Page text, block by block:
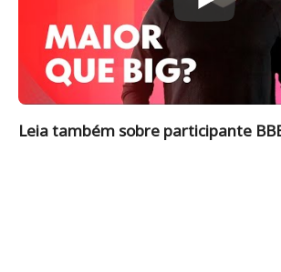
Leia também sobre participante